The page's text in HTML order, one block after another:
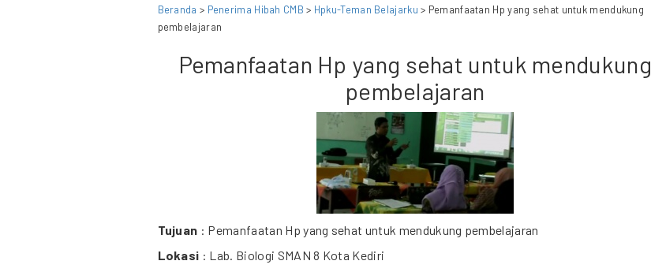
Beranda > Penerima Hibah CMB > Hpku-Teman Belajarku> Pemanfaatan Hp yang sehat untuk mendukung
pembelajaran
Pemanfaatan Hp yang sehat untuk mendukung
pembelajaran
Tujuan : Pemanfaatan Hp yang sehat untuk mendukung pembelajaran
Lokasi : Lab. Biologi SMAN 8 Kota Kediri